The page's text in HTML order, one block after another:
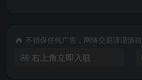
不担保任何广告，网络交易请谨慎
右上角立即入驻